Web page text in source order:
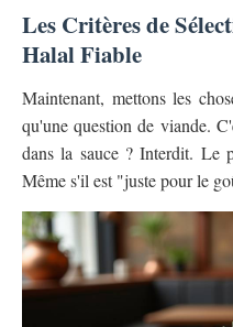
Les Critères de
Halal Fiable
Maintenant, mettons les
qu'une question de viande.
dans la sauce ? Interdit. Le
Même s'il est "juste pour le